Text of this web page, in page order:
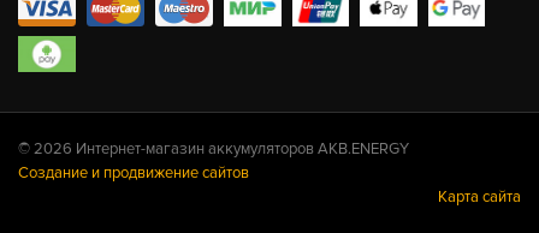
© 2026 Интернет-магазин аккумуляторов AKB.ENERGY
Создание и продвижение сайтов
Карта сайта